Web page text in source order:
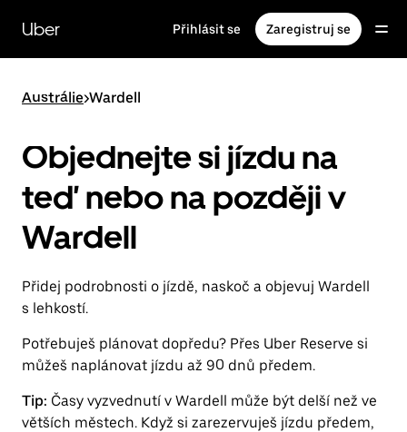
hlavní
obsah
Uber Přihlásit se Zaregistruj se
Austrálie>Wardell
Objednejte si jízdu na
teď nebo na později v
Wardell
Přidej podrobnosti o jízdě, naskoč a objevuj Wardell
s lehkostí.
Potřebuješ plánovat dopředu? Přes Uber Reserve si
můžeš naplánovat jízdu až 90 dnů předem.
Tip: Časy vyzvednutí v Wardell může být delší než ve
větších městech. Když si zarezervuješ jízdu předem,